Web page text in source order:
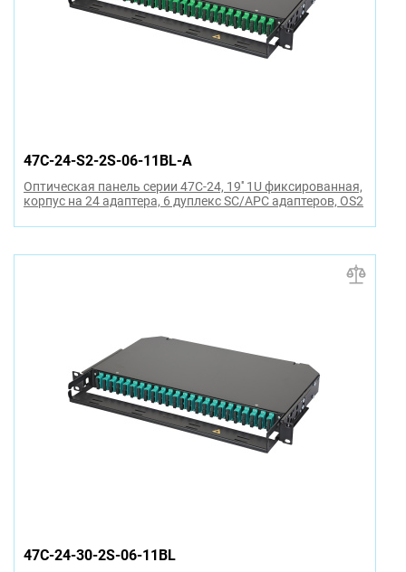
47C-24-S2-2S-06-11BL-A
Оптическая панель серии 47C-24, 19'' 1U фиксированная,
корпус на 24 адаптера, 6 дуплекс SC/APC адаптеров, OS2
47C-24-30-2S-06-11BL